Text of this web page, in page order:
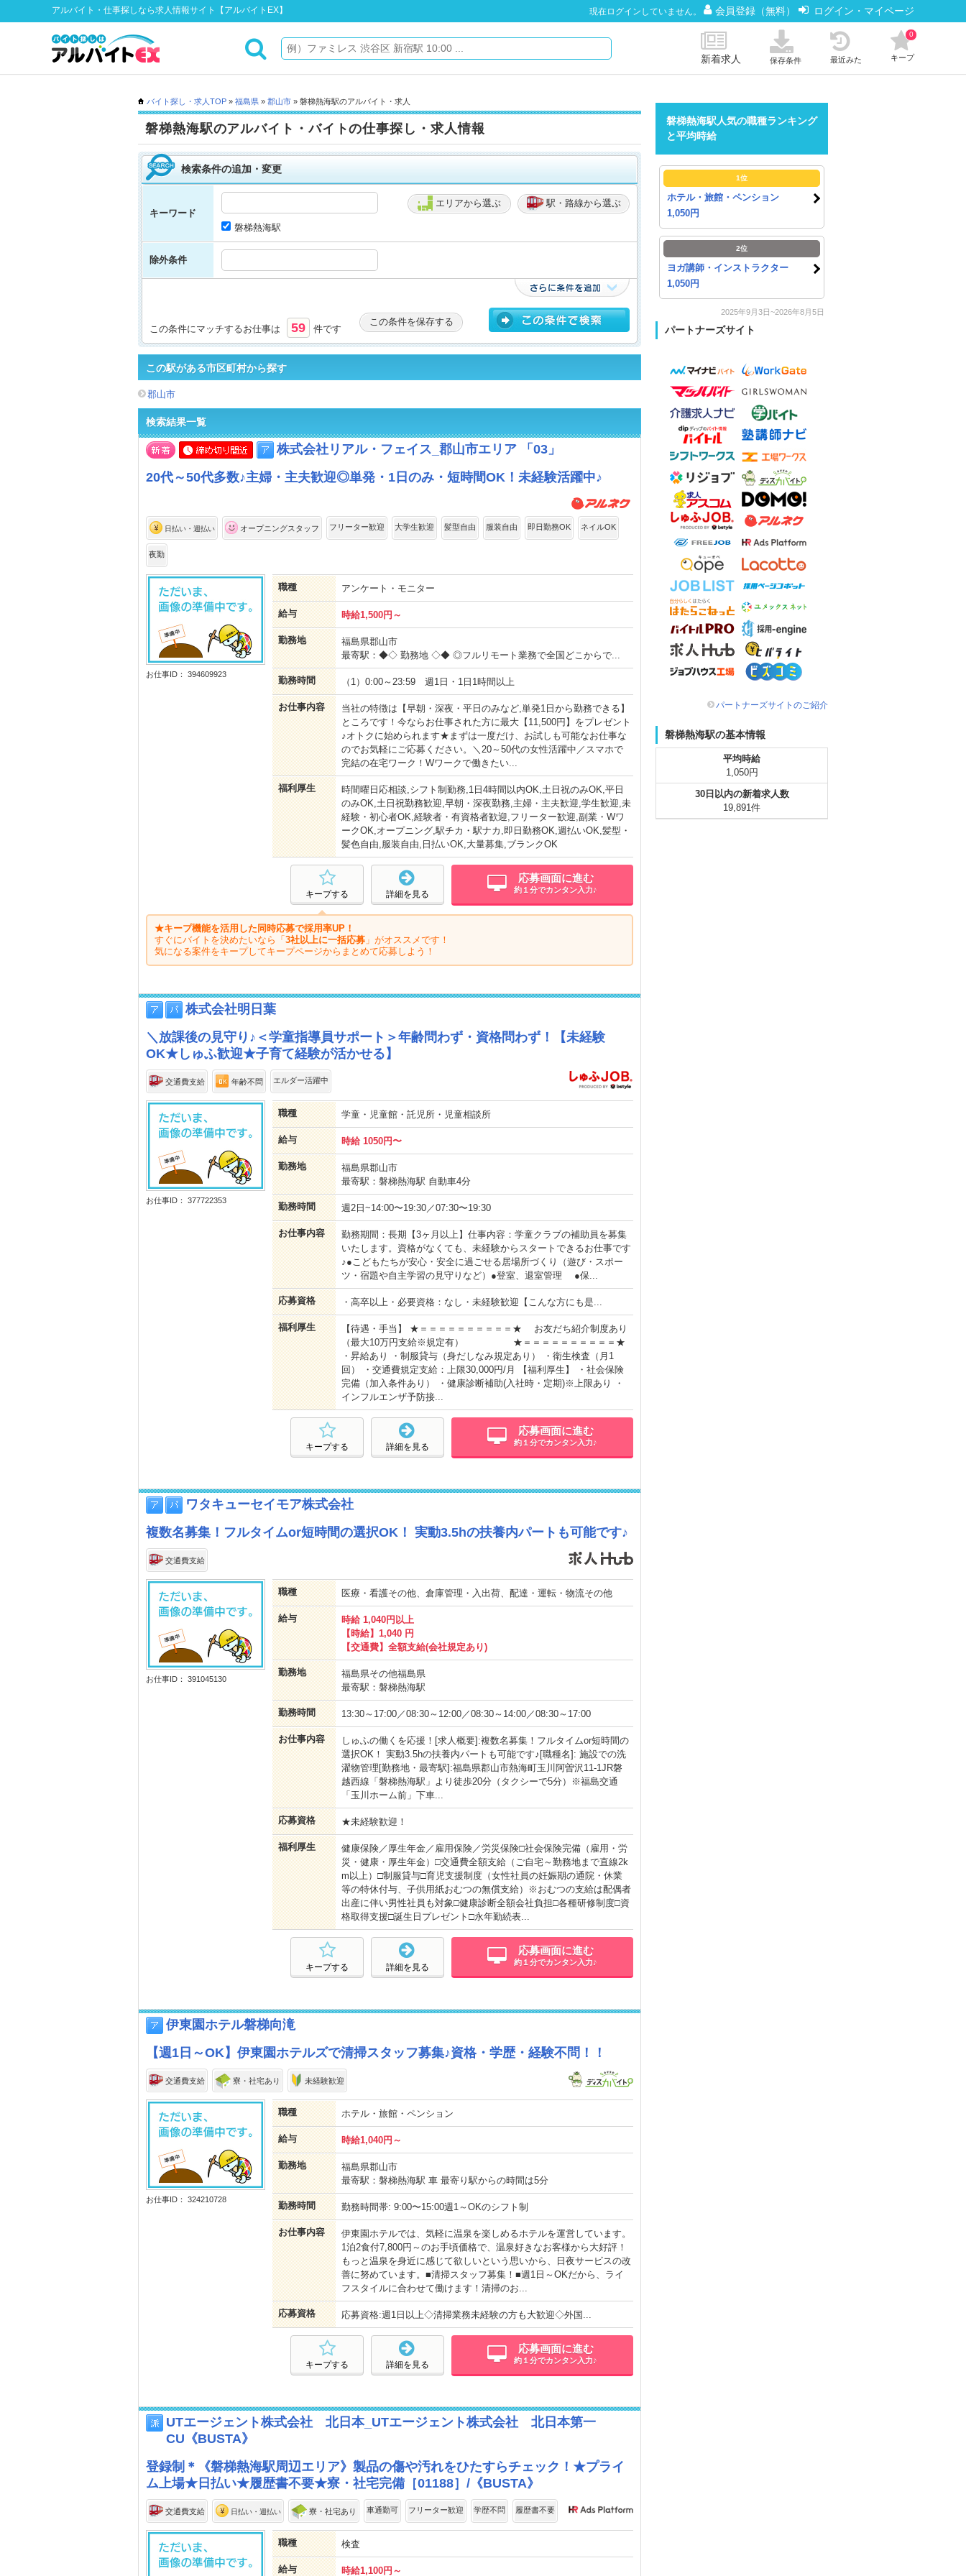
アルバイト・仕事探しなら求人情報サイト【アルバイトEX】 現在ログインしていません。 会員登録（無料） ログイン・マイページ
新着求人 保存条件 最近みた キープ
0
バイト探し・求人TOP » 福島県 » 郡山市 » 磐梯熱海駅のアルバイト・求人
磐梯熱海駅のアルバイト・バイトの仕事探し・求人情報
検索条件の追加・変更
キーワード
エリアから選ぶ 駅・路線から選ぶ
磐梯熱海駅
除外条件
この条件にマッチするお仕事は 59 件です
この条件を保存する
この駅がある市区町村から探す
郡山市
検索結果一覧
株式会社リアル・フェイス_郡山市エリア 「03」
20代～50代多数♪主婦・主夫歓迎◎単発・1日のみ・短時間OK！未経験活躍中♪
日払い・週払い オープニングスタッフ フリーター歓迎 大学生歓迎 髪型自由 服装自由 即日勤務OK ネイルOK
夜勤
お仕事ID： 394609923
職種 アンケート・モニター
給与 時給1,500円～
勤務地
福島県郡山市
最寄駅：◆◇ 勤務地 ◇◆ ◎フルリモート業務で全国どこからで...
勤務時間 （1）0:00～23:59 週1日・1日1時間以上
お仕事内容
当社の特徴は【早朝・深夜・平日のみなど,単発1日から勤務できる】
ところです！今ならお仕事された方に最大【11,500円】をプレゼント
♪オトクに始められます★まずは一度だけ、お試しも可能なお仕事な
のでお気軽にご応募ください。＼20～50代の女性活躍中／スマホで
完結の在宅ワーク！Wワークで働きたい...
福利厚生
時間曜日応相談,シフト制勤務,1日4時間以内OK,土日祝のみOK,平日
のみOK,土日祝勤務歓迎,早朝・深夜勤務,主婦・主夫歓迎,学生歓迎,未
経験・初心者OK,経験者・有資格者歓迎,フリーター歓迎,副業・Wワ
ークOK,オープニング,駅チカ・駅ナカ,即日勤務OK,週払いOK,髪型・
髪色自由,服装自由,日払いOK,大量募集,ブランクOK
応募画面に進む
約１分でカンタン入力♪
詳細を見る
キープする
★キープ機能を活用した同時応募で採用率UP！
すぐにバイトを決めたいなら「 3社以上に一括応募 」がオススメです！
気になる案件をキープしてキープページからまとめて応募しよう！
株式会社明日葉
＼放課後の見守り♪＜学童指導員サポート＞年齢問わず・資格問わず！【未経験
OK★しゅふ歓迎★子育て経験が活かせる】
交通費支給 年齢不問 エルダー活躍中
お仕事ID： 377722353
職種 学童・児童館・託児所・児童相談所
給与 時給 1050円〜
勤務地
福島県郡山市
最寄駅：磐梯熱海駅 自動車4分
勤務時間 週2日~14:00〜19:30／07:30〜19:30
お仕事内容
勤務期間：長期【3ヶ月以上】仕事内容：学童クラブの補助員を募集
いたします。資格がなくても、未経験からスタートできるお仕事です
♪●こどもたちが安心・安全に過ごせる居場所づくり（遊び・スポー
ツ・宿題や自主学習の見守りなど）●登室、退室管理 ●保...
応募資格 ・高卒以上・必要資格：なし・未経験歓迎【こんな方にも是...
福利厚生
【待遇・手当】 ★＝＝＝＝＝＝＝＝＝＝★ お友だち紹介制度あり
（最大10万円支給※規定有） ★＝＝＝＝＝＝＝＝＝＝★
・昇給あり ・制服貸与（身だしなみ規定あり） ・衛生検査（月1
回） ・交通費規定支給：上限30,000円/月 【福利厚生】 ・社会保険
完備（加入条件あり） ・健康診断補助(入社時・定期)※上限あり ・
インフルエンザ予防接...
応募画面に進む
約１分でカンタン入力♪
詳細を見る
キープする
ワタキューセイモア株式会社
複数名募集！フルタイムor短時間の選択OK！ 実動3.5hの扶養内パートも可能です♪
交通費支給
お仕事ID： 391045130
職種 医療・看護その他、倉庫管理・入出荷、配達・運転・物流その他
給与
時給 1,040円以上
【時給】1,040 円
【交通費】全額支給(会社規定あり)
勤務地
福島県その他福島県
最寄駅：磐梯熱海駅
勤務時間 13:30～17:00／08:30～12:00／08:30～14:00／08:30～17:00
お仕事内容
しゅふの働くを応援！[求人概要]:複数名募集！フルタイムor短時間の
選択OK！ 実動3.5hの扶養内パートも可能です♪[職種名]: 施設での洗
濯物管理[勤務地・最寄駅]:福島県郡山市熱海町玉川阿曽沢11-1JR磐
越西線「磐梯熱海駅」より徒歩20分（タクシーで5分）※福島交通
「玉川ホーム前」下車...
応募資格 ★未経験歓迎！
福利厚生
健康保険／厚生年金／雇用保険／労災保険□社会保険完備（雇用・労
災・健康・厚生年金）□交通費全額支給（ご自宅～勤務地まで直線2k
m以上）□制服貸与□育児支援制度（女性社員の妊娠期の通院・休業
等の特休付与、子供用紙おむつの無償支給）※おむつの支給は配偶者
出産に伴い男性社員も対象□健康診断全額会社負担□各種研修制度□資
格取得支援□誕生日プレゼント□永年勤続表...
応募画面に進む
約１分でカンタン入力♪
詳細を見る
キープする
伊東園ホテル磐梯向滝
【週1日～OK】伊東園ホテルズで清掃スタッフ募集♪資格・学歴・経験不問！！
交通費支給 寮・社宅あり 未経験歓迎
お仕事ID： 324210728
職種 ホテル・旅館・ペンション
給与 時給1,040円～
勤務地
福島県郡山市
最寄駅：磐梯熱海駅 車 最寄り駅からの時間は5分
勤務時間 勤務時間帯: 9:00〜15:00週1～OKのシフト制
お仕事内容
伊東園ホテルでは、気軽に温泉を楽しめるホテルを運営しています。
1泊2食付7,800円～のお手頃価格で、温泉好きなお客様から大好評！
もっと温泉を身近に感じて欲しいという思いから、日夜サービスの改
善に努めています。■清掃スタッフ募集！■週1日～OKだから、ライ
フスタイルに合わせて働けます！清掃のお...
応募資格 応募資格:週1日以上◇清掃業務未経験の方も大歓迎◇外国...
応募画面に進む
約１分でカンタン入力♪
詳細を見る
キープする
UTエージェント株式会社 北日本_UTエージェント株式会社 北日本第一
CU《BUSTA》
登録制＊《磐梯熱海駅周辺エリア》製品の傷や汚れをひたすらチェック！★プライ
ム上場★日払い★履歴書不要★寮・社宅完備［01188］/《BUSTA》
交通費支給 日払い・週払い 寮・社宅あり 車通勤可 フリーター歓迎 学歴不問 履歴書不要
職種 検査
給与 時給1,100円～
磐梯熱海駅人気の職種ランキング
と平均時給
1位
ホテル・旅館・ペンション
1,050円
2位
ヨガ講師・インストラクター
1,050円
2025年9月3日~2026年8月5日
パートナーズサイト
パートナーズサイトのご紹介
磐梯熱海駅の基本情報
平均時給
1,050円
30日以内の新着求人数
19,891件